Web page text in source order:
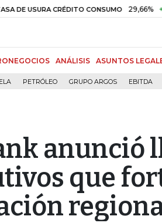
CRÉDITO CONSUMO 29,66% +0,87%
ANÁLISIS ASUNTOS
PETRÓLEO GRUPO ARGOS EBITDA
anunció
que